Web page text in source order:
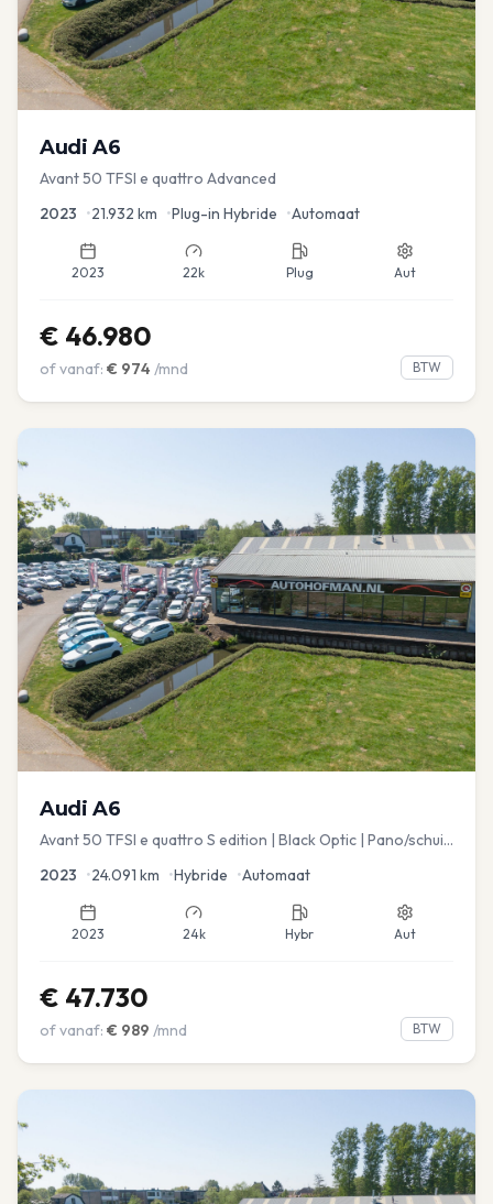
Audi A6
Avant 50 TFSI e quattro Advanced
2023 •21.932 km •Plug-in Hybride •Automaat
2023 22k Plug Aut
€ 46.980
of vanaf: € 974 /mnd BTW
Audi A6
Avant 50 TFSI e quattro S edition | Black Optic | Pano/schuif
2023 •24.091 km •Hybride •Automaat
2023 24k Hybr Aut
€ 47.730
of vanaf: € 989 /mnd BTW